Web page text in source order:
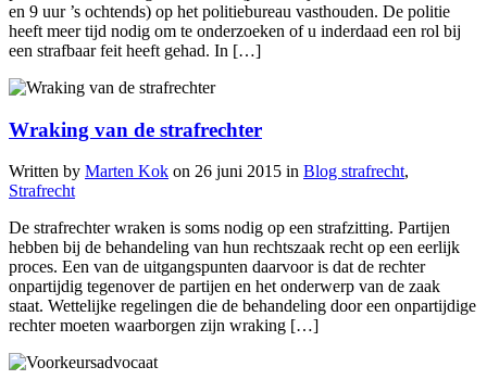
en 9 uur ’s ochtends) op het politiebureau vasthouden. De politie
heeft meer tijd nodig om te onderzoeken of u inderdaad een rol bij
een strafbaar feit heeft gehad. In […]
Wraking van de strafrechter
Written by Marten Kok on 26 juni 2015 in Blog strafrecht,
Strafrecht
De strafrechter wraken is soms nodig op een strafzitting. Partijen
hebben bij de behandeling van hun rechtszaak recht op een eerlijk
proces. Een van de uitgangspunten daarvoor is dat de rechter
onpartijdig tegenover de partijen en het onderwerp van de zaak
staat. Wettelijke regelingen die de behandeling door een onpartijdige
rechter moeten waarborgen zijn wraking […]